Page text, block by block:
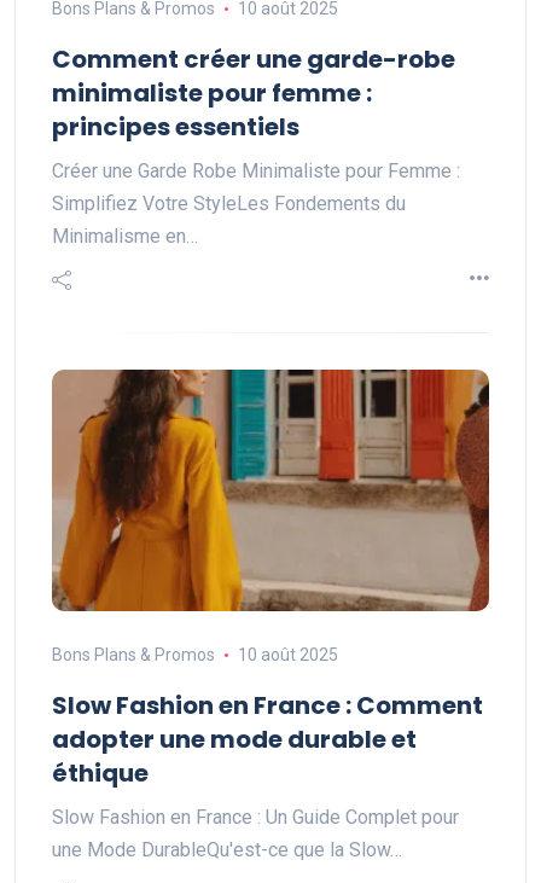
Bons Plans & Promos 10 août 2025
Comment créer une garde-robe
minimaliste pour femme :
principes essentiels
Créer une Garde Robe Minimaliste pour Femme :
Simplifiez Votre StyleLes Fondements du
Minimalisme en…
Bons Plans & Promos 10 août 2025
Slow Fashion en France : Comment
adopter une mode durable et
éthique
Slow Fashion en France : Un Guide Complet pour
une Mode DurableQu'est-ce que la Slow…